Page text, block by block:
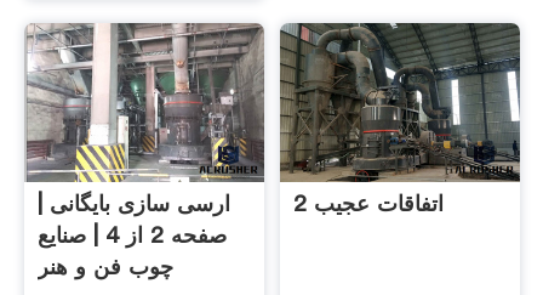
ارسی سازی بایگانی |
صفحه 2 از 4 | صنایع
چوب فن و هنر
اتفاقات عجیب 2